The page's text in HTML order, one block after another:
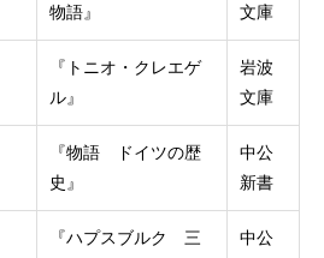
物語』
文庫
『トニオ・クレエゲ
ル』
岩波
文庫
『物語 ドイツの歴
史』
中公
新書
『ハプスブルク 三
中公